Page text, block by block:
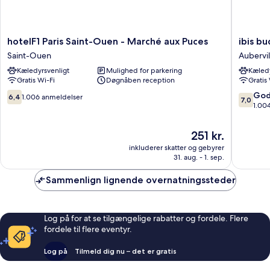
hotelF1
Paris
Saint-
Ouen
-
Marché
aux
hotelF1 Paris Saint-Ouen - Marché aux Puces
Saint-Ouen
Kæledyrsvenligt
Mulighed for parkering
Gratis Wi-Fi
Døgnåben reception
6.4
ud
6,4 1.006 anmeldelser
Prisen
251 kr.
251 kr.
inkluderer skatter og gebyrer
31. aug. - 1. sep.
ibis
budget
Paris
ibis
Gratis
7.0
ud
7,0
Sammenlign lignende overnatningssteder
Log på for at se tilgængelige rabatter og fordele. Flere
fordele til flere eventyr.
Log på Tilmeld dig nu – det er gratis